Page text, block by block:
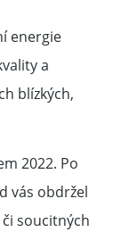
energie
a
blízkých,
2022. Po
vás obdržel
soucitných